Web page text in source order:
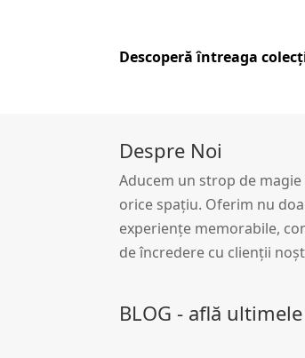
Descoperă întreaga
Despre Noi
Aducem un strop de
orice spațiu. Oferim nu
experiențe memorabile,
de încredere cu clienții
BLOG - află